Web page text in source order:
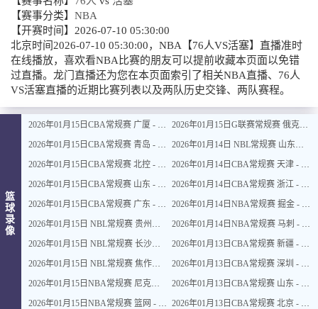
【赛事分类】 NBA
【开赛时间】 2026-07-10 05:30:00
北京时间2026-07-10 05:30:00，NBA【76人VS活塞】直播准时
在线播放，喜欢看NBA比赛的朋友可以提前收藏本页面以免错
过直播。龙门直播还为您在本页面索引了相关NBA直播、76人
VS活塞直播的近期比赛列表以及两队历史交锋、两队赛程。
篮
球
录
像
2026年01月15日CBA常规赛 广厦 - 四川 全场录像
2026年01月15日CBA常规赛 青岛 - 吉林 全场录像
2026年01月15日CBA常规赛 北控 - 江苏 全场录像
2026年01月15日CBA常规赛 山东 - 宁波 全场录像
2026年01月15日CBA常规赛 广东 - 上海 全场录像
2026年01月15日 NBL常规赛 贵州猛龙 VS 合肥狂风 全场录像
2026年01月15日 NBL常规赛 长沙勇胜 VS 安徽皖江龙 全场录像
2026年01月15日 NBL常规赛 焦作文旅 VS 香港金牛 全场录像
2026年01月15日NBA常规赛 尼克斯 - 国王 全场录像
2026年01月15日NBA常规赛 篮网 - 鹈鹕 全场录像
2026年01月15日G联赛常规赛 俄克拉荷马城蓝 - 撕裂之城混音 全场录像
2026年01月14日 NBL常规赛 山东蜜獾 VS 上海玄鸟 全场录像
2026年01月14日CBA常规赛 天津 - 福建 全场录像
2026年01月14日CBA常规赛 浙江 - 广州 全场录像
2026年01月14日NBA常规赛 掘金 - 鹈鹕 全场录像
2026年01月14日NBA常规赛 马刺 - 雷霆 全场录像
2026年01月13日CBA常规赛 新疆 - 广厦 全场录像
2026年01月13日CBA常规赛 深圳 - 上海 全场录像
2026年01月13日CBA常规赛 山东 - 吉林 全场录像
2026年01月13日CBA常规赛 北京 - 江苏 全场录像